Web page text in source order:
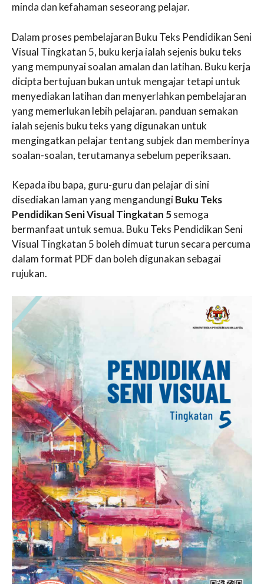
minda dan kefahaman seseorang pelajar.
Dalam proses pembelajaran Buku Teks Pendidikan Seni
Visual Tingkatan 5, buku kerja ialah sejenis buku teks
yang mempunyai soalan amalan dan latihan. Buku kerja
dicipta bertujuan bukan untuk mengajar tetapi untuk
menyediakan latihan dan menyerlahkan pembelajaran
yang memerlukan lebih pelajaran. panduan semakan
ialah sejenis buku teks yang digunakan untuk
mengingatkan pelajar tentang subjek dan memberinya
soalan-soalan, terutamanya sebelum peperiksaan.
Kepada ibu bapa, guru-guru dan pelajar di sini
disediakan laman yang mengandungiBuku Teks
Pendidikan Seni Visual Tingkatan 5semoga
bermanfaat untuk semua. Buku Teks Pendidikan Seni
Visual Tingkatan 5 boleh dimuat turun secara percuma
dalam format PDF dan boleh digunakan sebagai
rujukan.